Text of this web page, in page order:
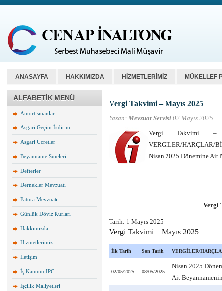
ANASAYFA HAKKIMIZDA HİZMETLERİMİZ MÜKELLEF
ALFABETİK MENÜ
Amortismanlar
Asgari Geçim İndirimi
Asgari Ücretler
Beyanname Süreleri
Defterler
Dernekler Mevzuatı
Fatura Mevzuatı
Günlük Döviz Kurları
Hakkımızda
Hizmetlerimiz
İletişim
İş Kanunu IPC
İşçilik Maliyetleri
Vergi Takvimi – Mayıs 2025
Yazan: Mevzuat Servisi 02 Mayıs 2025
Vergi Takvimi
VERGİLER/HARÇLAR/
Nisan 2025 Dönemine Ait
Vergi
Tarih: 1 Mayıs 2025
Vergi Takvimi – Mayıs 2025
İlk Tarih Son Tarih VERGİLER/
02/05/2025 08/05/2025
Nisan 2025
Ait